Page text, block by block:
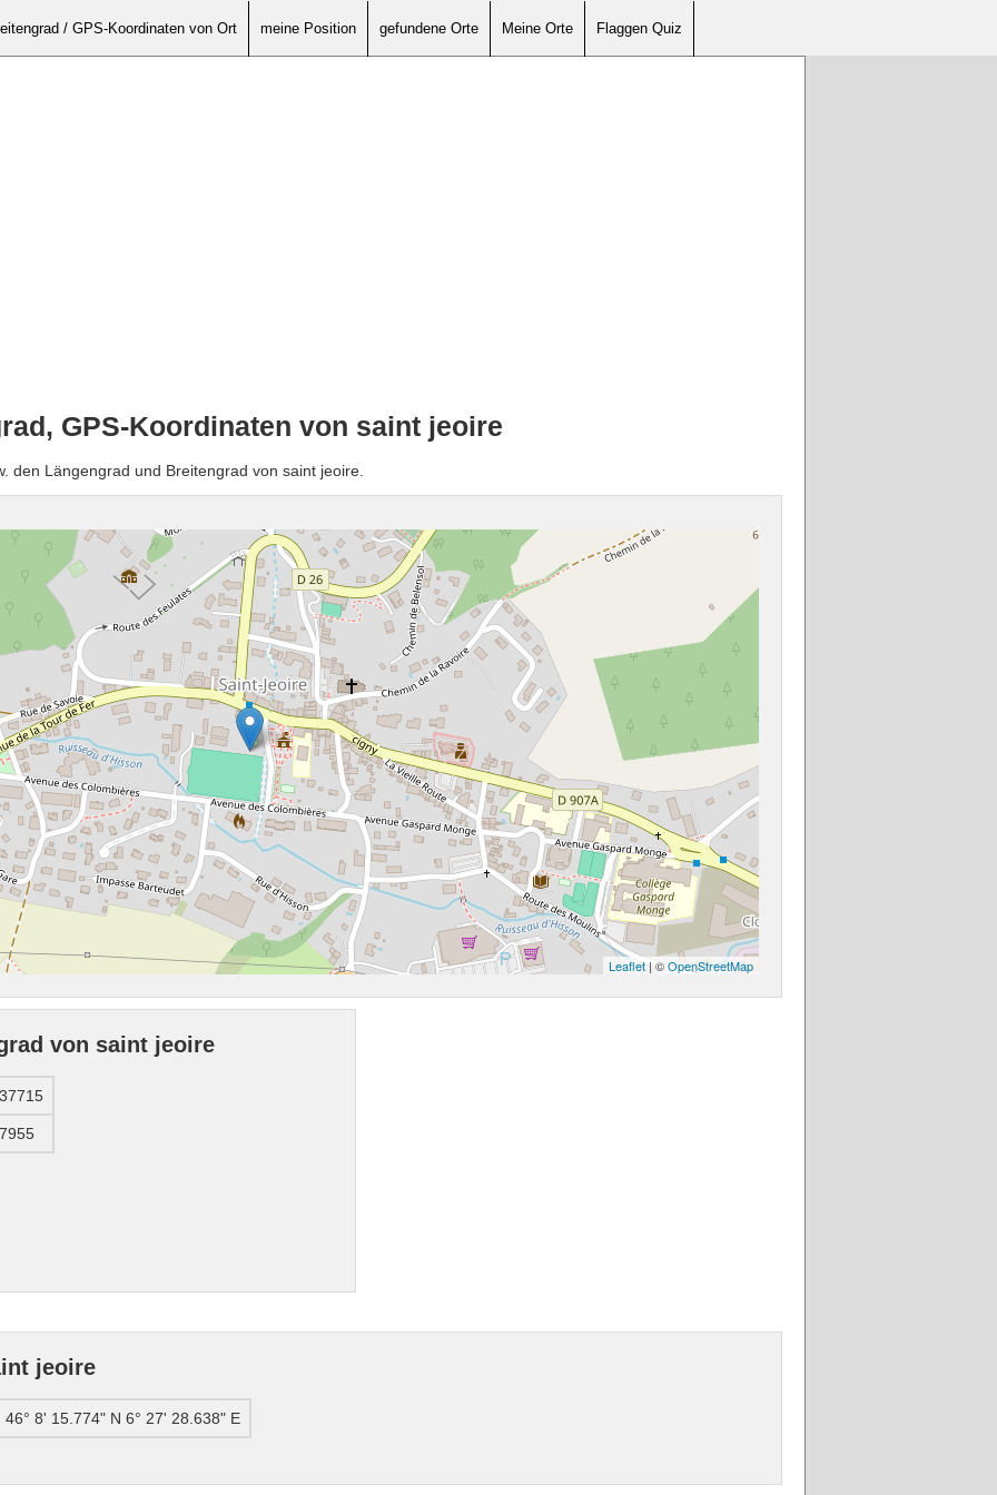
/ GPS-Koordinaten von Ort meine Position gefundene Orte Meine Orte Flaggen Quiz
GPS-Koordinaten von saint jeoire
den Längengrad und Breitengrad von saint jeoire.
Leaflet | ©OpenStreetMap
von saint jeoire
jeoire
46° 8' 15.774" N 6° 27' 28.638" E